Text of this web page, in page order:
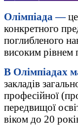
Олімпіада —
конкретного
поглибленого
високим рівнем
В Олімпіадах
закладів
професійної
передвищої
віком до 20